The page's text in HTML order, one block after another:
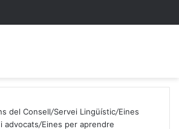
del Consell/Servei Lingüístic/Eines
advocats/Eines per aprendre